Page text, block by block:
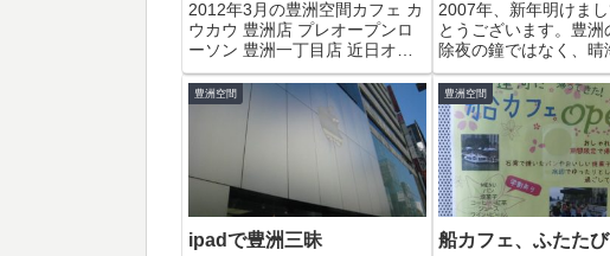
2012年3月の豊洲空間カフェ カ
ウカウ 豊洲店 プレオープンロ
ーソン 豊洲一丁目店 近日オー
プン芸能人カレー部 豊洲店に行
ってみた「豊洲Navi」更新中で
す雨上がりの黄昏千の花 閉店築
地が移転する豊洲新市場の工事
状況CAFE;HAUSで2...
2007年、新年明けま
とうございます。豊洲
除夜の鐘ではなく、晴
（?）の汽笛で始まり
湾岸地域らしい新年
す。翌日は早く起きて
拝もうと思ったのです
かっていて、残念なが
拝むことができ...
豊洲空間
ipadで豊洲三昧
豊洲空間
船カフェ、ふたたび